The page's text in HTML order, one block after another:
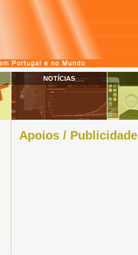
NOTÍCIAS
Apoios / Publicidade